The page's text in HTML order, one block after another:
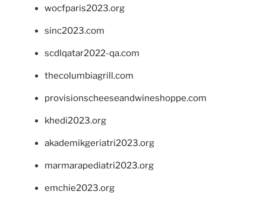
wocfparis2023.org
sinc2023.com
scdlqatar2022-qa.com
thecolumbiagrill.com
provisionscheeseandwineshoppe.com
khedi2023.org
akademikgeriatri2023.org
marmarapediatri2023.org
emchie2023.org